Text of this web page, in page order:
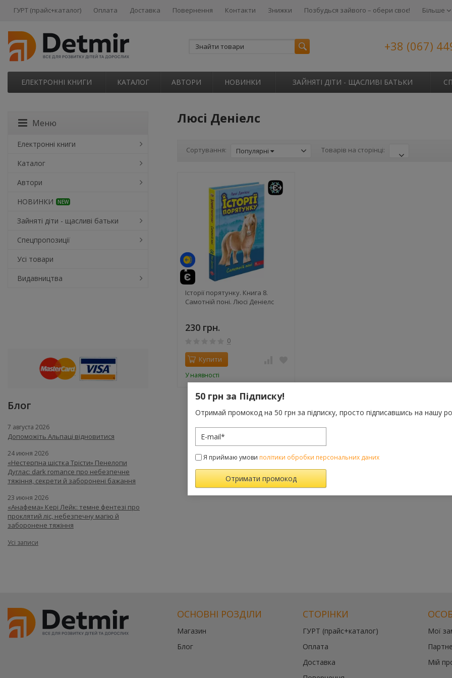
ГУРТ (прайс+каталог) Оплата Доставка Повернення Контакти Знижки Позбудься зайвого – обери своє! Більше
+38 (067)
ЕЛЕКТРОННІ КНИГИ КАТАЛОГ АВТОРИ НОВИНКИ ЗАЙНЯТІ ДІТИ - ЩАСЛИВІ БАТЬКИ
Люсі Деніелс
Сортування: Популярні Товарів на сторінці:
Історії порятунку. Книга 8.
Самотній поні. Люсі Деніелс
230 грн.
0
Купити
У наявності
Меню
Електронні книги
Каталог
Автори
НОВИНКИ
NEW
Зайняті діти - щасливі батьки
Спецпропозиції
Усі товари
Видавництва
Блог
7 августа 2026
Допоможіть Альпаці відновитися
24 июня 2026
«Нестерпна шістка Трісти» Пенелопи
Дуглас: dark romance про небезпечне
тяжіння, секрети й заборонені бажання
23 июня 2026
«Анафема» Кері Лейк: темне фентезі про
проклятий ліс, небезпечну магію й
заборонене тяжіння
Усі записи
ОСНОВНІ РОЗДІЛИ
Магазин
Блог
СТОРІНКИ
ГУРТ (прайс+каталог)
Оплата
Доставка
Мої
Мій
50 грн за Підписку!
Отримай промокод на 50 грн за підписку, просто підписавшись на нашу
Я приймаю умови політики обробки персональних даних